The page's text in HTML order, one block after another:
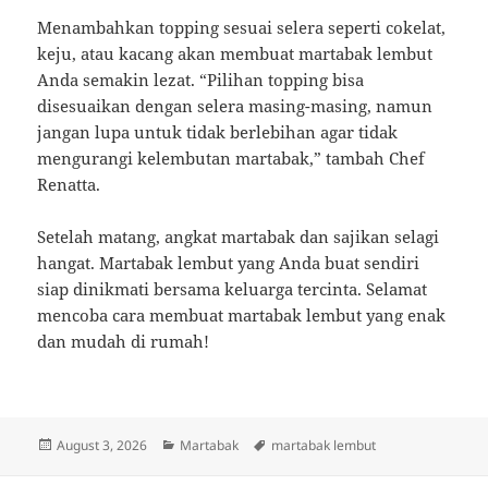
Menambahkan topping sesuai selera seperti cokelat,
keju, atau kacang akan membuat martabak lembut
Anda semakin lezat. “Pilihan topping bisa
disesuaikan dengan selera masing-masing, namun
jangan lupa untuk tidak berlebihan agar tidak
mengurangi kelembutan martabak,” tambah Chef
Renatta.
Setelah matang, angkat martabak dan sajikan selagi
hangat. Martabak lembut yang Anda buat sendiri
siap dinikmati bersama keluarga tercinta. Selamat
mencoba cara membuat martabak lembut yang enak
dan mudah di rumah!
Posted
August 3, 2026 Categories
Martabak Tags
martabak lembut